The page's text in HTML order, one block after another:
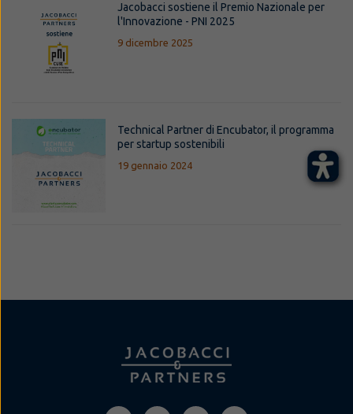
Jacobacci sostiene il Premio Nazionale per
l'Innovazione - PNI 2025
9 dicembre 2025
Technical Partner di Encubator, il programma
per startup sostenibili
19 gennaio 2024